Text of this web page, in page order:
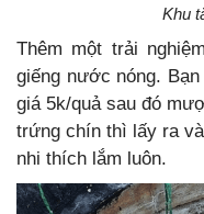
Khu
Thêm một trải
giếng nước nóng.
giá 5k/quả sau đó
trứng chín thì lấy ra
nhi thích lắm luôn.